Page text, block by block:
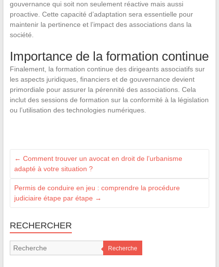
gouvernance qui soit non seulement réactive mais aussi
proactive. Cette capacité d’adaptation sera essentielle pour
maintenir la pertinence et l’impact des associations dans la
société.
Importance de la formation continue
Finalement, la formation continue des dirigeants associatifs sur
les aspects juridiques, financiers et de gouvernance devient
primordiale pour assurer la pérennité des associations. Cela
inclut des sessions de formation sur la conformité à la législation
ou l’utilisation des technologies numériques.
← Comment trouver un avocat en droit de l’urbanisme
adapté à votre situation ?
Permis de conduire en jeu : comprendre la procédure
judiciaire étape par étape →
RECHERCHER
Recherche